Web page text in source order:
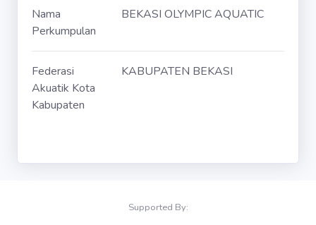
Nama
Perkumpulan
BEKASI OLYMPIC AQUATIC
Federasi
Akuatik Kota
Kabupaten
KABUPATEN BEKASI
Supported By: